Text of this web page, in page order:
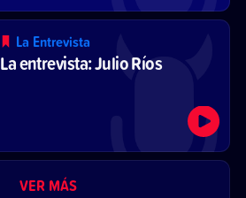
La Entrevista
La entrevista: Julio Ríos
VER MÁS